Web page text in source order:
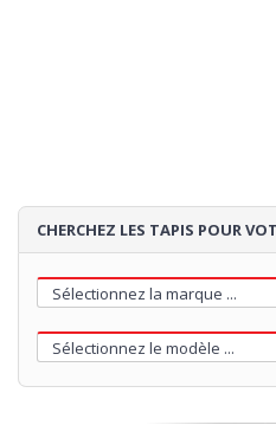
CHERCHEZ LES TAPIS POUR